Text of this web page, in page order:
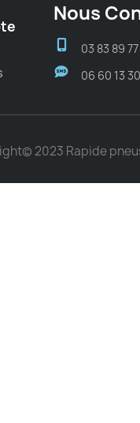
Nous
03 83 89
06 60 13
2023 Rapide